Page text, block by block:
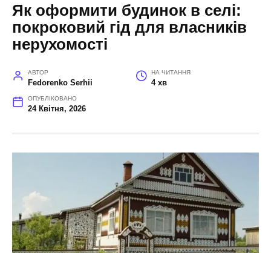
Як оформити будинок в селі:
покроковий гід для власників
нерухомості
АВТОР
Fedorenko Serhii
НА ЧИТАННЯ
4 хв
ОПУБЛІКОВАНО
24 Квітня, 2026